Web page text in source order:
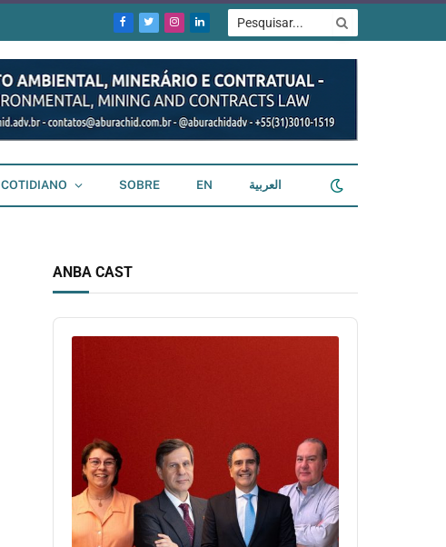
Facebook
TwitterInstagram
LinkedIn
COTIDIANO SOBRE EN العربية
ANBA CAST
Audio
Player